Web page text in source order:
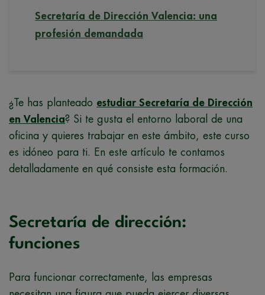
Secretaría de Dirección Valencia: una
profesión demandada
¿Te has planteado estudiar Secretaría de Dirección
en Valencia? Si te gusta el entorno laboral de una
oficina y quieres trabajar en este ámbito, este curso
es idóneo para ti. En este artículo te contamos
detalladamente en qué consiste esta formación.
Secretaría de dirección:
funciones
Para funcionar correctamente, las empresas